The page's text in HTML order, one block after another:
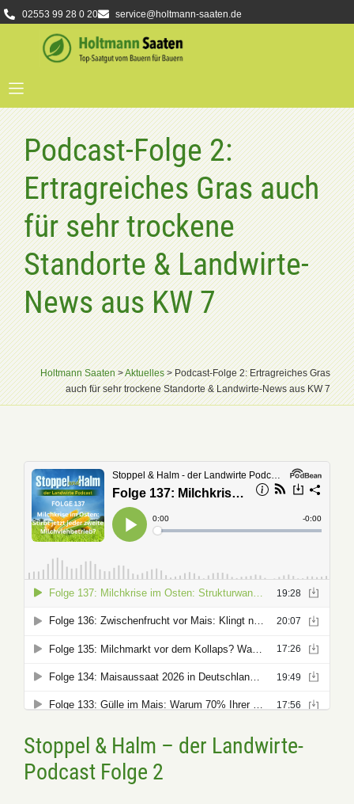
02553 99 28 0 20 service@holtmann-saaten.de
Podcast-Folge 2:
Ertragreiches Gras auch
für sehr trockene
Standorte & Landwirte-
News aus KW 7
Holtmann Saaten>Aktuelles>Podcast-Folge 2: Ertragreiches Gras
auch für sehr trockene Standorte & Landwirte-News aus KW 7
Stoppel & Halm – der Landwirte-
Podcast Folge 2